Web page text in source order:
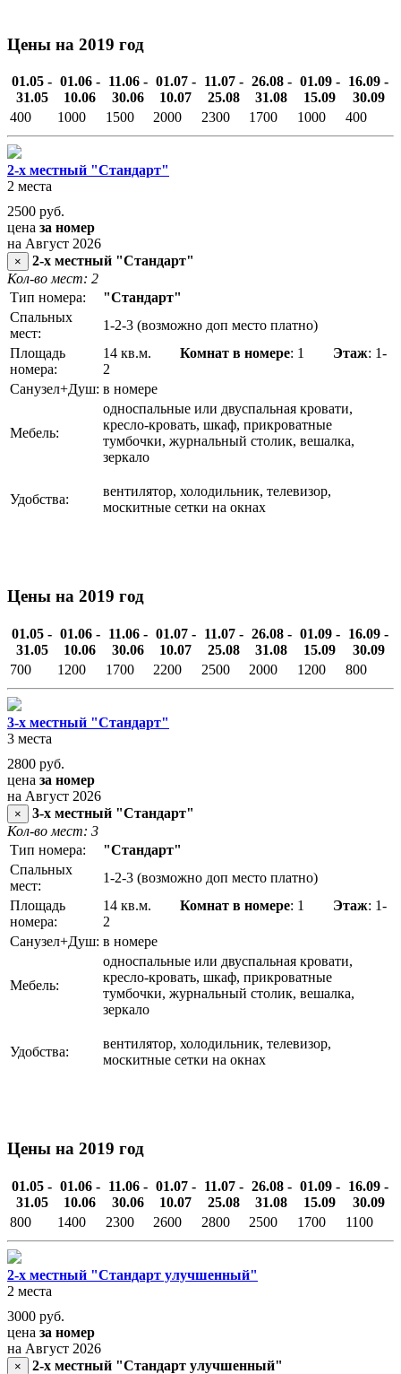
Цены на 2019 год
01.05 -
31.05
01.06 -
10.06
11.06 -
30.06
01.07 -
10.07
11.07 -
25.08
26.08 -
31.08
01.09 -
15.09
16.09 -
30.09
400
1000 1500 2000 2300 1700 1000 400
2-х местный "Стандарт"
2 места
2500 руб.
цена за номер
на Август 2026
×
2-х местный "Стандарт"
Кол-во мест: 2
Тип номера:
"Стандарт"
Спальных
мест:
1-2-3 (возможно доп место платно)
Площадь
номера:
14 кв.м. Комнат в номере: 1 Этаж: 1-
2
Санузел+Душ: в номере
Мебель:
односпальные или двуспальная кровати,
кресло-кровать, шкаф, прикроватные
тумбочки, журнальный столик, вешалка,
зеркало
Удобства:
вентилятор, холодильник, телевизор,
москитные сетки на окнах
Цены на 2019 год
01.05 -
31.05
01.06 -
10.06
11.06 -
30.06
01.07 -
10.07
11.07 -
25.08
26.08 -
31.08
01.09 -
15.09
16.09 -
30.09
700
1200 1700 2200 2500 2000 1200 800
3-х местный "Стандарт"
3 места
2800 руб.
цена за номер
на Август 2026
×
3-х местный "Стандарт"
Кол-во мест: 3
Тип номера:
"Стандарт"
Спальных
мест:
1-2-3 (возможно доп место платно)
Площадь
номера:
14 кв.м. Комнат в номере: 1 Этаж: 1-
2
Санузел+Душ: в номере
Мебель:
односпальные или двуспальная кровати,
кресло-кровать, шкаф, прикроватные
тумбочки, журнальный столик, вешалка,
зеркало
Удобства:
вентилятор, холодильник, телевизор,
москитные сетки на окнах
Цены на 2019 год
01.05 -
31.05
01.06 -
10.06
11.06 -
30.06
01.07 -
10.07
11.07 -
25.08
26.08 -
31.08
01.09 -
15.09
16.09 -
30.09
800
1400 2300 2600 2800 2500 1700 1100
2-х местный "Стандарт улучшенный"
2 места
3000 руб.
цена за номер
на Август 2026
×
2-х местный "Стандарт улучшенный"